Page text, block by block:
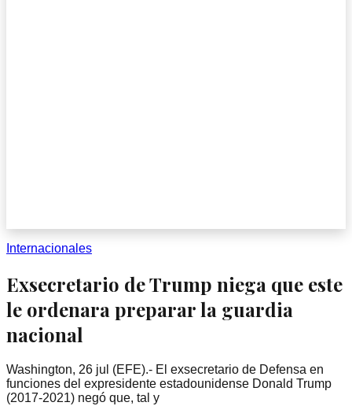
Internacionales
Exsecretario de Trump niega que este
le ordenara preparar la guardia
nacional
Washington, 26 jul (EFE).- El exsecretario de Defensa en
funciones del expresidente estadounidense Donald Trump
(2017-2021) negó que, tal y